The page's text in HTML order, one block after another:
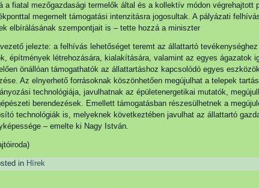
a fiatal mezőgazdasági termelők által és a kollektív módon végrehajtott
megemelt támogatási intenzitásra jogosultak. A pályázati
elbírálásának szempontjait is – tette hozzá a miniszter
jelezte: a felhívás lehetőséget teremt az állattartó
építmények létrehozására, kialakítására, valamint az egyes ágazatok
önállóan támogathatók az állattartáshoz kapcsolódó egyes
Az elnyerhető forrásoknak köszönhetően megújulhat a telepek
technológiája, javulhatnak az épületenergetikai mutatók,
berendezések. Emellett támogatásban részesülhetnek a
technológiák is, melyeknek következtében javulhat az állattartó
– emelte ki Nagy István.
in Hírek